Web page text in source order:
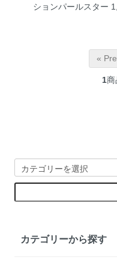
ションパールスター
«
1商
カテゴリーから探す